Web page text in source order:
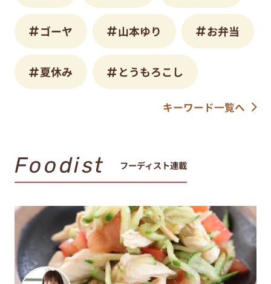
ゴーヤ 山本ゆり お弁当
夏休み とうもろこし
キーワード一覧へ
Foodist フーディスト連載